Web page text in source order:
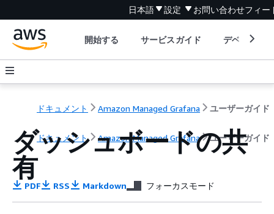
日本語 設定 お問い合わせフィー
開始する サービスガイド デベロッパ
ドキュメント Amazon Managed Grafana ユーザーガイド
ドキュメント Amazon Managed Grafana ユーザーガイド
ダッシュボードの共
有
PDF RSS Markdown フォーカスモード